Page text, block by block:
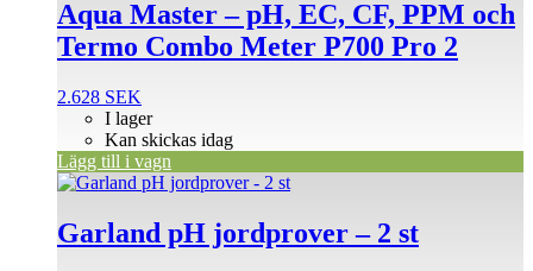
Aqua Master – pH, EC, CF, PPM och
Termo Combo Meter P700 Pro 2
2.628 SEK
I lager
Kan skickas idag
Lägg till i vagn
Garland pH jordprover – 2 st